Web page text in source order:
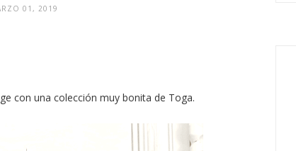
01, 2019
con una colección muy bonita de Toga.